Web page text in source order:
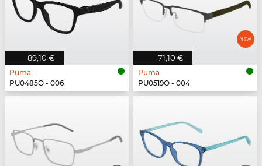
89,10 €
Puma
PU0485O - 006
71,10 €
Puma
PU0519O - 004